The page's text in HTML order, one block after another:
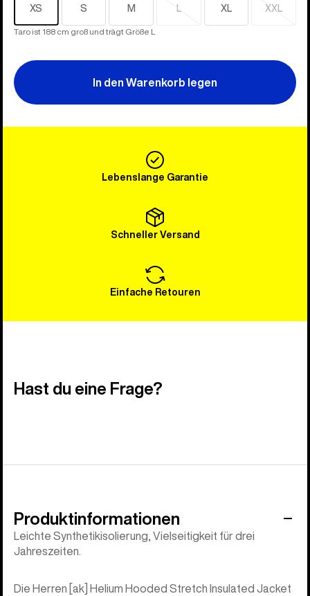
XS S M L
Ausverkauft
XL XXL
Taro ist 188 cm groß und trägt Größe L
In den Warenkorb legen
Lebenslange Garantie
Schneller Versand
Einfache Retouren
Hast du eine Frage?
Produktinformationen
Leichte Synthetikisolierung, Vielseitigkeit für drei
Jahreszeiten.
Die Herren [ak] Helium Hooded Stretch Insulated Jacket